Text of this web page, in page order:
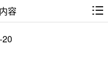
容
20